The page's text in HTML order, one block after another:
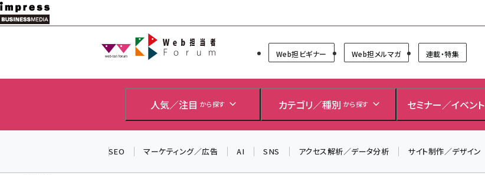
メ
イ
Web担当者Forum
Web担ビギナー Web担メルマガ 連載・特集
人気／注目 から探す カテゴリ／種別 から探す セミナー／イベント
SEO マーケティング／広告 AI SNS アクセス解析／データ分析 サイト制作／デザイン